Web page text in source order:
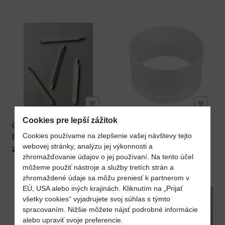
Oska pre dvierka do
bazénového
skimmera KRIPSOL
Cena s DPH
2,87 € Do košíka
predĺženie
bazénového
skimmera KRIPSOL
Cena s DPH
12,30 €
Cookies pre lepší zážitok
Cookies používame na zlepšenie vašej návštevy tejto
webovej stránky, analýzu jej výkonnosti a
zhromažďovanie údajov o jej používaní. Na tento účel
môžeme použiť nástroje a služby tretích strán a
zhromaždené údaje sa môžu preniesť k partnerom v
EÚ, USA alebo iných krajinách. Kliknutím na „Prijať
všetky cookies“ vyjadrujete svoj súhlas s týmto
spracovaním. Nižšie môžete nájsť podrobné informácie
alebo upraviť svoje preferencie.